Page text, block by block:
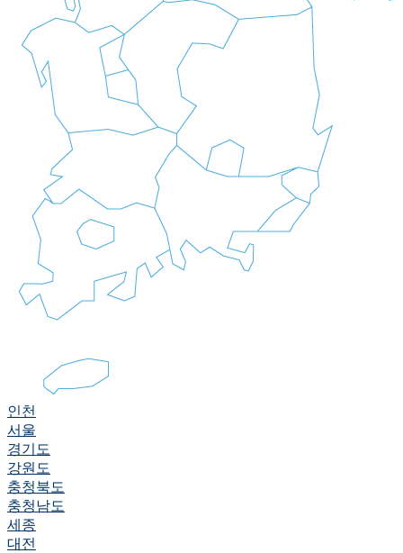
인천
서울
경기도
강원도
충청북도
충청남도
세종
대전